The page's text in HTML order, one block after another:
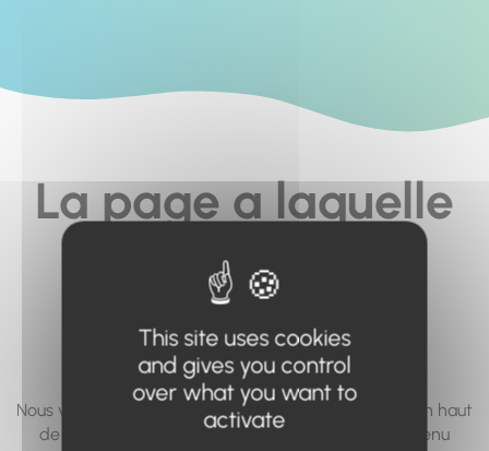
La page a laquelle
vous cherchez à
accéder n'existe
pas... ou plus.
Nous vous invitons à utiliser le moteur de recherche en haut
de page, ou à utiliser le menu pour trouver le contenu
This site uses cookies
and gives you control
over what you want to
activate